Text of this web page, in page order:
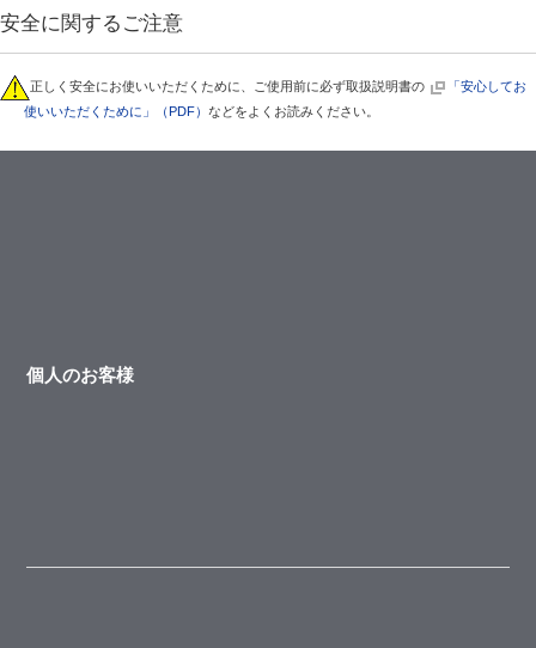
安全に関するご注意
正しく安全にお使いいただくために、ご使用前に必ず取扱説明書の
「安心してお
使いいただくために」（PDF）などをよくお読みください。
個人のお客様